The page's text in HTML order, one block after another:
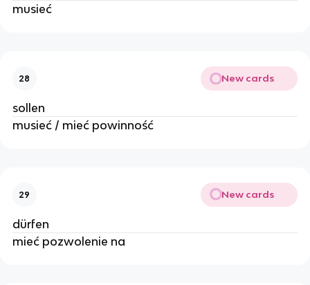
musieć
28 New cards
sollen
musieć / mieć powinność
29 New cards
dürfen
mieć pozwolenie na